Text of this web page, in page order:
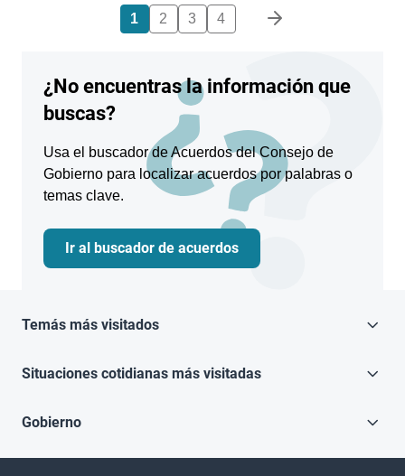
1 2 3 4
¿No encuentras la información que
buscas?
Usa el buscador de Acuerdos del Consejo de
Gobierno para localizar acuerdos por palabras o
temas clave.
Ir al buscador de acuerdos
Temás más visitados
Situaciones cotidianas más visitadas
Gobierno